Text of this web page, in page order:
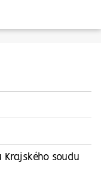
Krajského soudu